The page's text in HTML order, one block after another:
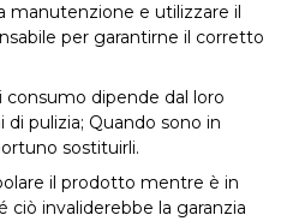
manutenzione e utilizzare il
per garantirne il corretto
consumo dipende dal loro
pulizia; Quando sono in
sostituirli.
il prodotto mentre è in
ciò invaliderebbe la garanzia